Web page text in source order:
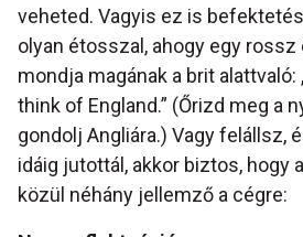
veheted. Vagyis ez is
olyan étosszal, ahogy egy
mondja magának a brit alattvaló:
think of England.” (Őrizd meg a
gondolj Angliára.) Vagy felállsz,
idáig jutottál, akkor biztos, hogy
közül néhány jellemző a cégre: